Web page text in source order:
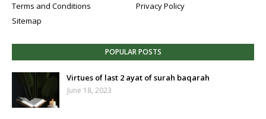
Terms and Conditions
Privacy Policy
Sitemap
POPULAR POSTS
Virtues of last 2 ayat of surah baqarah
June 18, 2023